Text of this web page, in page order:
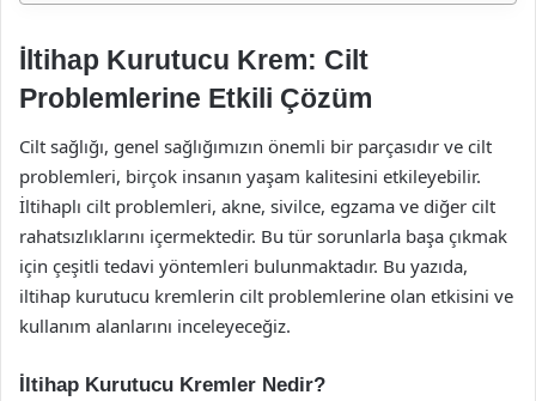
İltihap Kurutucu Krem: Cilt
Problemlerine Etkili Çözüm
Cilt sağlığı, genel sağlığımızın önemli bir parçasıdır ve cilt
problemleri, birçok insanın yaşam kalitesini etkileyebilir.
İltihaplı cilt problemleri, akne, sivilce, egzama ve diğer cilt
rahatsızlıklarını içermektedir. Bu tür sorunlarla başa çıkmak
için çeşitli tedavi yöntemleri bulunmaktadır. Bu yazıda,
iltihap kurutucu kremlerin cilt problemlerine olan etkisini ve
kullanım alanlarını inceleyeceğiz.
İltihap Kurutucu Kremler Nedir?